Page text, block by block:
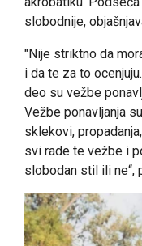
slobodnije,
"Nije striktno da
i da te za to
deo su vežbe
Vežbe ponavljanja
sklekovi,
svi rade te vežbe i
slobodan stil ili ne“,